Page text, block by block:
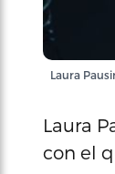
Laura
Laura
con el